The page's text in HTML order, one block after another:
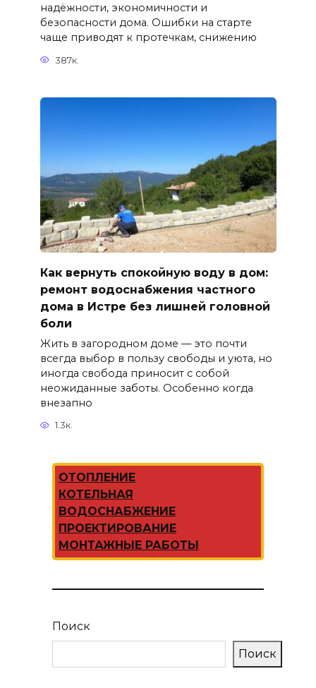
надёжности, экономичности и
безопасности дома. Ошибки на старте
чаще приводят к протечкам, снижению
387к.
Как вернуть спокойную воду в дом:
ремонт водоснабжения частного
дома в Истре без лишней головной
боли
Жить в загородном доме — это почти
всегда выбор в пользу свободы и уюта, но
иногда свобода приносит с собой
неожиданные заботы. Особенно когда
внезапно
1.3к.
ОТОПЛЕНИЕ
КОТЕЛЬНАЯ
ВОДОСНАБЖЕНИЕ
ПРОЕКТИРОВАНИЕ
МОНТАЖНЫЕ РАБОТЫ
Поиск
Поиск